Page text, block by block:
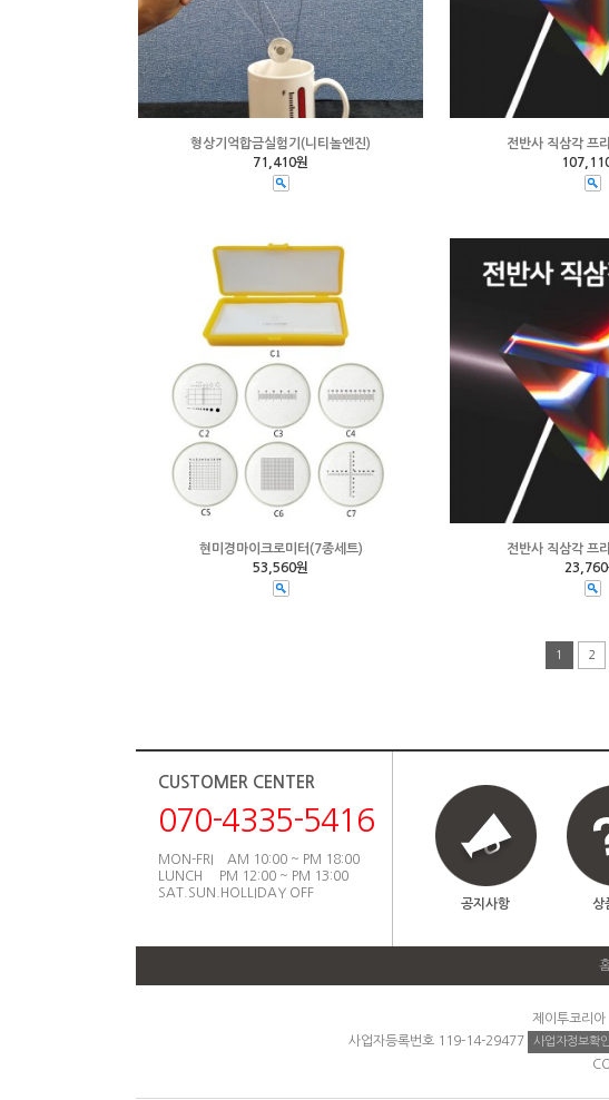
형상기억합금실험기(니티놀엔진)
71,410원
전반사 직삼각 프
현미경마이크로미터(7종세트)
53,560원
전반사 직삼각 프
23,760
1 2
CUSTOMER CENTER
070-4335-5416
MON-FRI AM 10:00 ~ PM 18:00
LUNCH PM 12:00 ~ PM 13:00
SAT.SUN.HOLLIDAY OFF
공지사항
상
제이투코리
사업자등록번호 119-14-29477
사업자정보확인